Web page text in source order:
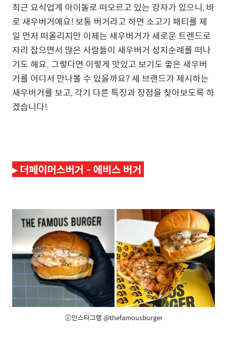
최근 요식업계 아이돌로 떠오르고 있는 강자가 있으니, 바
로 새우버거예요! 보통 버거라고 하면 소고기 패티를 제
일 먼저 떠올리지만 이제는 새우버거가 새로운 트렌드로
자리 잡으면서 많은 사람들이 새우버거 성지순례를 떠나
기도 해요. 그렇다면 이렇게 맛있고 보기도 좋은 새우버
거를 어디서 만나볼 수 있을까요? 세 브랜드가 제시하는
새우버거를 보고, 각기 다른 특징과 장점을 찾아보도록 하
겠습니다!
▸더페이머스버거 - 에비스 버거
ⓒ인스타그램 @thefamousburger